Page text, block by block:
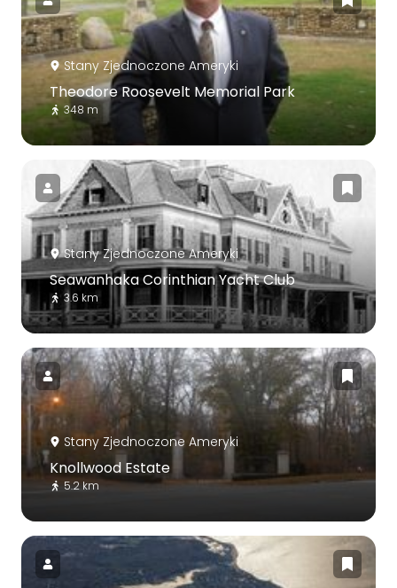
Stany Zjednoczone Ameryki
Theodore Roosevelt Memorial Park
348 m
Stany Zjednoczone Ameryki
Seawanhaka Corinthian Yacht Club
3.6 km
Stany Zjednoczone Ameryki
Knollwood Estate
5.2 km